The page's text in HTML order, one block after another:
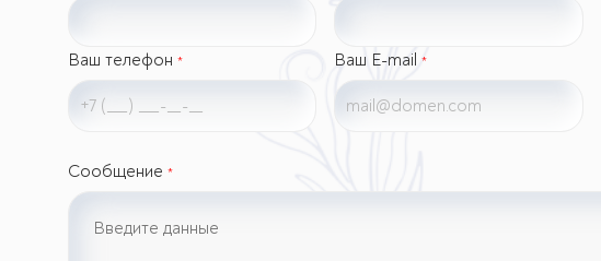
Ваш телефон * Ваш E-mail*
Сообщение *